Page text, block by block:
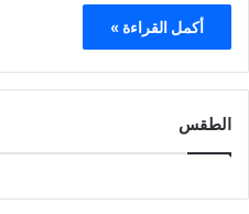
أكمل القراءة »
الطقس